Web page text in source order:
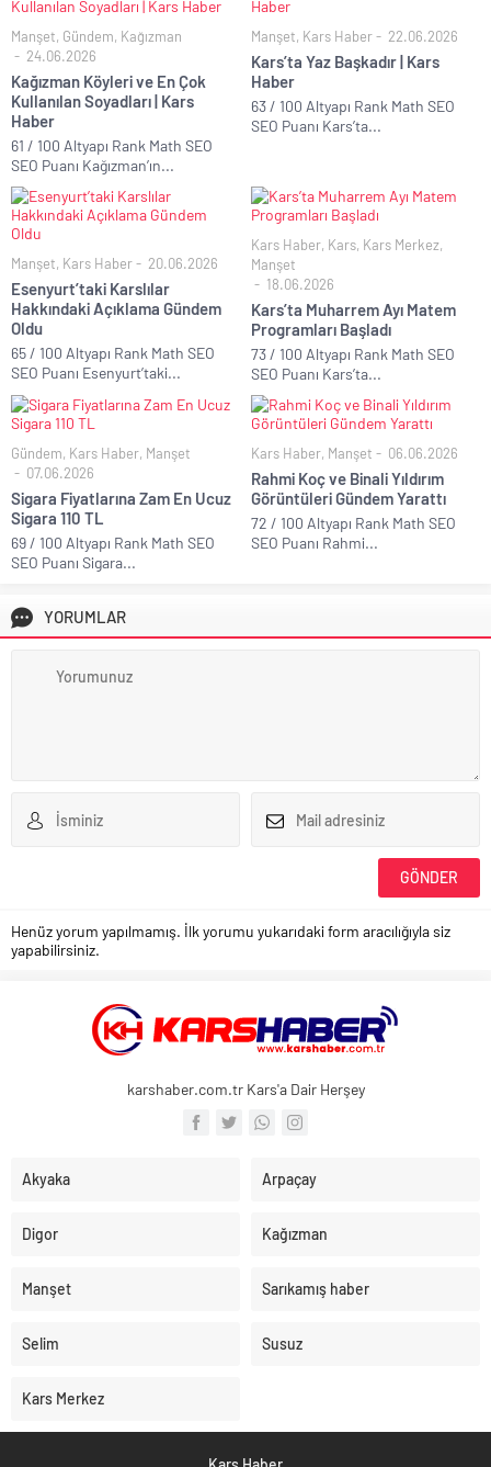
Manşet, Gündem, Kağızman
24.06.2026
Kağızman Köyleri ve En Çok
Kullanılan Soyadları | Kars
Haber
61 / 100 Altyapı Rank Math SEO
SEO Puanı Kağızman’ın...
Manşet, Kars Haber 22.06.2026
Kars’ta Yaz Başkadır | Kars
Haber
63 / 100 Altyapı Rank Math SEO
SEO Puanı Kars’ta...
Manşet, Kars Haber 20.06.2026
Esenyurt’taki Karslılar
Hakkındaki Açıklama Gündem
Oldu
65 / 100 Altyapı Rank Math SEO
SEO Puanı Esenyurt’taki...
Kars Haber, Kars, Kars Merkez,
Manşet
18.06.2026
Kars’ta Muharrem Ayı Matem
Programları Başladı
73 / 100 Altyapı Rank Math SEO
SEO Puanı Kars’ta...
Gündem, Kars Haber, Manşet
07.06.2026
Sigara Fiyatlarına Zam En Ucuz
Sigara 110 TL
69 / 100 Altyapı Rank Math SEO
SEO Puanı Sigara...
Kars Haber, Manşet 06.06.2026
Rahmi Koç ve Binali Yıldırım
Görüntüleri Gündem Yarattı
72 / 100 Altyapı Rank Math SEO
SEO Puanı Rahmi...
YORUMLAR
Henüz yorum yapılmamış. İlk yorumu yukarıdaki form aracılığıyla siz
yapabilirsiniz.
karshaber.com.tr Kars'a Dair Herşey
Akyaka Arpaçay
Digor Kağızman
Manşet Sarıkamış haber
Selim Susuz
Kars Merkez